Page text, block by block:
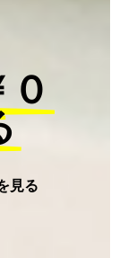
見る